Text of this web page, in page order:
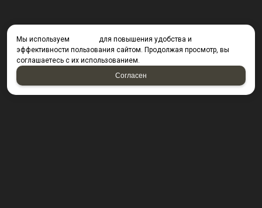
Мы используем
для повышения удобства и
эффективности пользования сайтом. Продолжая просмотр, вы
соглашаетесь с их использованием.
Согласен